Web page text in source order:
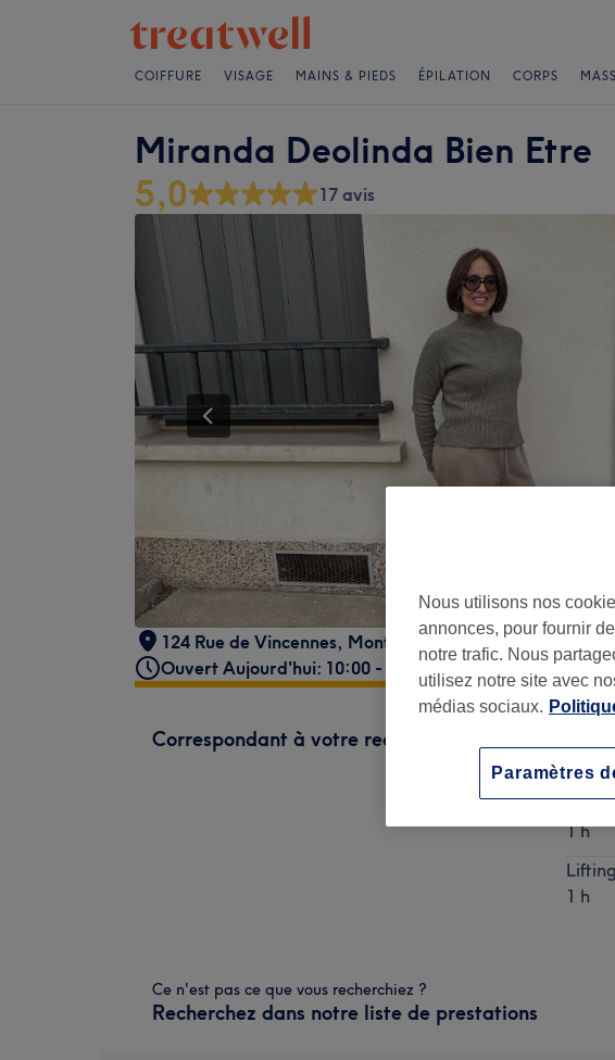
COIFFURE VISAGE MAINS & PIEDS ÉPILATION CORPS
Miranda Deolinda Bien Etre
5,0 17 avis
124 Rue de Vincennes, Montreuil, 93100
Ouvert Aujourd'hui: 10:00 - 20:00
Correspondant à votre recherche
Ma
1 h
1 h
Ce n'est pas ce que vous recherchiez ?
Recherchez dans notre liste de prestations
Nous utilisons nos
annonces, pour fournir
notre trafic. Nous
utilisez notre site avec
médias sociaux.
Paramètres